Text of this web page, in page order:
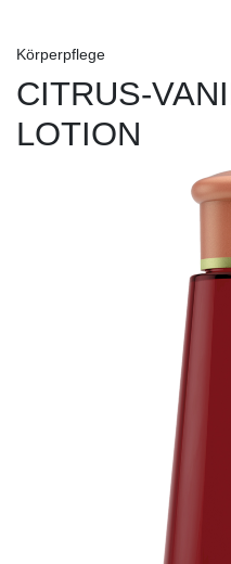
Körperpflege
CITRUS-
LOTION